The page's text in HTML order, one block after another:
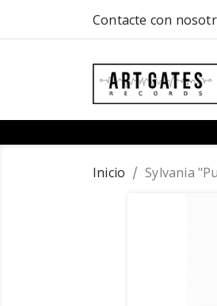
Contacte con
Inicio Sylvania